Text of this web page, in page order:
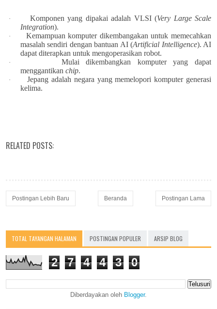
· Komponen yang dipakai adalah VLSI (Very Large Scale
Integration).
·
Kemampuan komputer dikembangakan untuk memecahkan
masalah sendiri dengan bantuan AI (Artificial Intelligence). AI
dapat diterapkan untuk mengoperasikan robot.
·
Mulai dikembangkan komputer yang dapat
menggantikan chip.
·
Jepang adalah negara yang memelopori komputer generasi
kelima.
RELATED POSTS:
Postingan Lebih Baru Postingan Lama
Beranda
TOTAL TAYANGAN HALAMAN POSTINGAN POPULER ARSIP BLOG
2 7 4 4 3 0
Diberdayakan oleh Blogger.